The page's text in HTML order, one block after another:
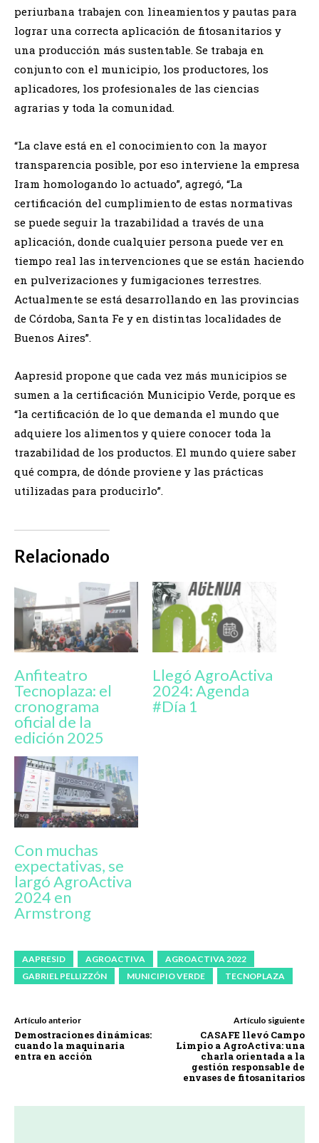
periurbana trabajen con lineamientos y pautas para
lograr una correcta aplicación de fitosanitarios y
una producción más sustentable. Se trabaja en
conjunto con el municipio, los productores, los
aplicadores, los profesionales de las ciencias
agrarias y toda la comunidad.
“La clave está en el conocimiento con la mayor
transparencia posible, por eso interviene la empresa
Iram homologando lo actuado”, agregó, “La
certificación del cumplimiento de estas normativas
se puede seguir la trazabilidad a través de una
aplicación, donde cualquier persona puede ver en
tiempo real las intervenciones que se están haciendo
en pulverizaciones y fumigaciones terrestres.
Actualmente se está desarrollando en las provincias
de Córdoba, Santa Fe y en distintas localidades de
Buenos Aires”.
Aapresid propone que cada vez más municipios se
sumen a la certificación Municipio Verde, porque es
“la certificación de lo que demanda el mundo que
adquiere los alimentos y quiere conocer toda la
trazabilidad de los productos. El mundo quiere saber
qué compra, de dónde proviene y las prácticas
utilizadas para producirlo”.
Relacionado
Anfiteatro
Tecnoplaza: el
cronograma
oficial de la
edición 2025
Llegó AgroActiva
2024: Agenda
#Día 1
Con muchas
expectativas, se
largó AgroActiva
2024 en
Armstrong
AAPRESID AGROACTIVA
AGROACTIVA 2022
GABRIEL PELLIZZÓN
MUNICIPIO VERDE TECNOPLAZA
Artículo anterior
Demostraciones dinámicas:
cuando la maquinaria
entra en acción
Artículo siguiente
CASAFE llevó Campo
Limpio a AgroActiva: una
charla orientada a la
gestión responsable de
envases de fitosanitarios